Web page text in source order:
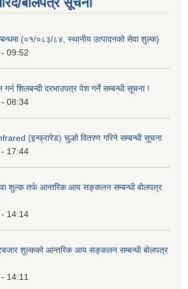
(०१/०८३/८४, स्थानीय उत्पादनको सेवा शुल्क)
09:52
शिलबन्दी दरभाउपत्र पेश गर्ने सम्बन्धी सूचना !
08:34
(इन्फ्रारेड) चुल्हो वितरण गरिने सम्बन्धी सूचना
17:44
शुल्क तर्फ आन्तरिक आय सङ्कलन सम्बन्धी बोलपत्र
14:14
शुल्कको आन्तरिक आय सङ्कलन सम्बन्धी बोलपत्र
14:11